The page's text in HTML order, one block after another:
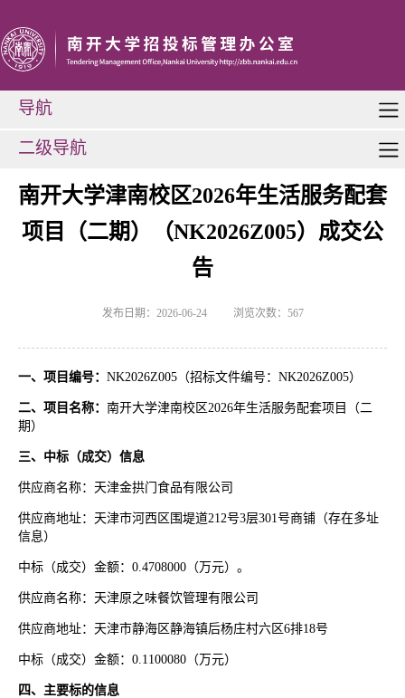
导航
二级导航
南开大学津南校区2026年生活服务配套
项目（二期）（NK2026Z005）成交公
告
发布日期：2026-06-24 浏览次数： 567
一、项目编号： NK2026Z005 （招标文件编号： NK2026Z005）
二、项目名称： 南开大学津南校区2026年生活服务配套项目（二
期）
三、中标（成交）信息
供应商名称：天津金拱门食品有限公司
供应商地址：天津市河西区围堤道212号3层301号商铺（存在多址
信息）
中标（成交）金额： 0.4708000 （万元）。
供应商名称：天津原之味餐饮管理有限公司
供应商地址：天津市静海区静海镇后杨庄村六区6排18号
中标（成交）金额： 0.1100080 （万元）
四、主要标的信息